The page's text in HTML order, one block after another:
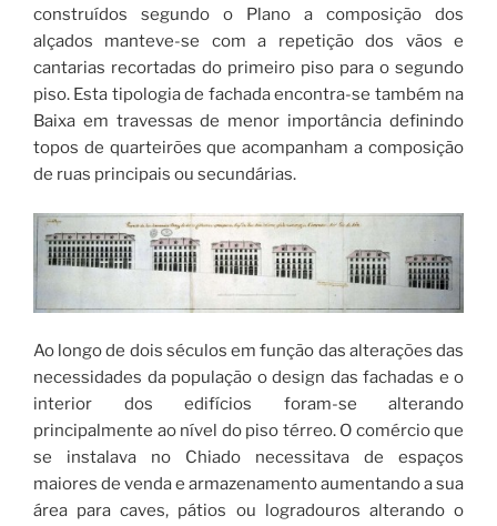
construídos segundo o Plano a composição dos
alçados manteve-se com a repetição dos vãos e
cantarias recortadas do primeiro piso para o segundo
piso. Esta tipologia de fachada encontra-se também na
Baixa em travessas de menor importância definindo
topos de quarteirões que acompanham a composição
de ruas principais ou secundárias.
Ao longo de dois séculos em função das alterações das
necessidades da população o design das fachadas e o
interior dos edifícios foram-se alterando
principalmente ao nível do piso térreo. O comércio que
se instalava no Chiado necessitava de espaços
maiores de venda e armazenamento aumentando a sua
área para caves, pátios ou logradouros alterando o